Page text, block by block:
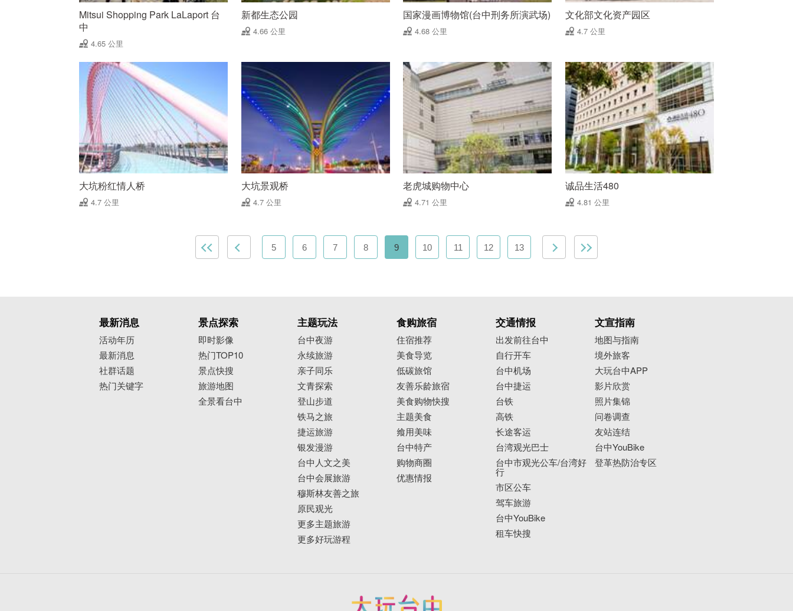
Mitsui Shopping Park LaLaport 台
中
4.65 公里
新都生态公园
4.66 公里
国家漫画博物馆(台中刑务所演武场)
4.68 公里
文化部文化资产园区
4.7 公里
大坑粉红情人桥
4.7 公里
大坑景观桥
4.7 公里
老虎城购物中心
4.71 公里
诚品生活480
4.81 公里
5 6 7 8 9 10 11 12 13
最新消息
活动年历
最新消息
社群话题
热门关键字
景点探索
即时影像
热门TOP10
景点快搜
旅游地图
全景看台中
主题玩法
台中夜游
永续旅游
亲子同乐
文青探索
登山步道
铁马之旅
捷运旅游
银发漫游
台中人文之美
台中会展旅游
穆斯林友善之旅
原民观光
更多主题旅游
更多好玩游程
食购旅宿
住宿推荐
美食导览
低碳旅馆
友善乐龄旅宿
美食购物快搜
主题美食
飨用美味
台中特产
购物商圈
优惠情报
交通情报
出发前往台中
自行开车
台中机场
台中捷运
台铁
高铁
长途客运
台湾观光巴士
台中市观光公车/台湾好
行
市区公车
驾车旅游
台中YouBike
租车快搜
文宣指南
地图与指南
境外旅客
大玩台中APP
影片欣赏
照片集锦
问卷调查
友站连结
台中YouBike
登革热防治专区